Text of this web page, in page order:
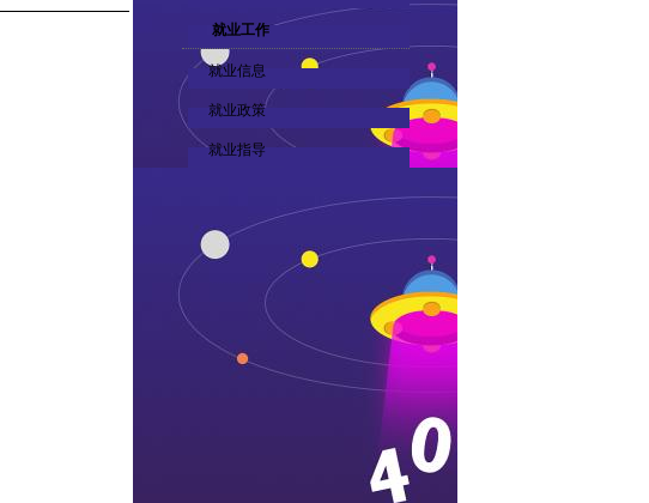
就业工作
就业信息
就业政策
就业指导